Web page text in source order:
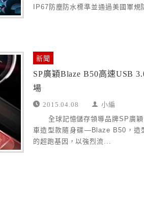
IP67防塵防水標準並通過美國軍
新聞
SP廣穎Blaze B50高速USB
場
2015.04.08 小編
全球記憶儲存領導品牌SP廣穎
車造型款隨身碟—Blaze B50，造
的超跑基因，以強烈流...